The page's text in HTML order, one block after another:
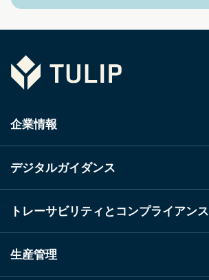
Tulip
企業情報
デジタルガイダンス
トレーサビリティとコンプライアンス
生産管理